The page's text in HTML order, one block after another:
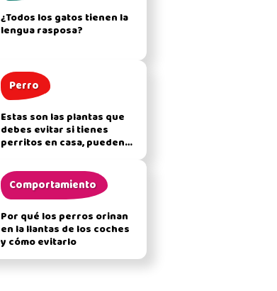
¿Todos los gatos tienen la
lengua rasposa?
Perro
Estas son las plantas que
debes evitar si tienes
perritos en casa, pueden
Comportamiento
Por qué los perros orinan
en la llantas de los coches
y cómo evitarlo